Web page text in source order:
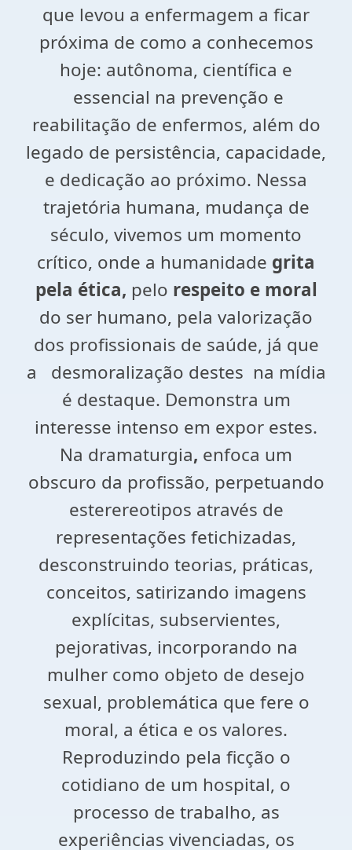
que levou a enfermagem a ficar
próxima de como a conhecemos
hoje: autônoma, científica e
essencial na prevenção e
reabilitação de enfermos, além do
legado de persistência, capacidade,
e dedicação ao próximo. Nessa
trajetória humana, mudança de
século, vivemos um momento
crítico, onde a humanidade grita
pela ética, pelo respeito e moral
do ser humano, pela valorização
dos profissionais de saúde, já que
a desmoralização destes na mídia
é destaque. Demonstra um
interesse intenso em expor estes.
Na dramaturgia, enfoca um
obscuro da profissão, perpetuando
esterereotipos através de
representações fetichizadas,
desconstruindo teorias, práticas,
conceitos, satirizando imagens
explícitas, subservientes,
pejorativas, incorporando na
mulher como objeto de desejo
sexual, problemática que fere o
moral, a ética e os valores.
Reproduzindo pela ficção o
cotidiano de um hospital, o
processo de trabalho, as
experiências vivenciadas, os